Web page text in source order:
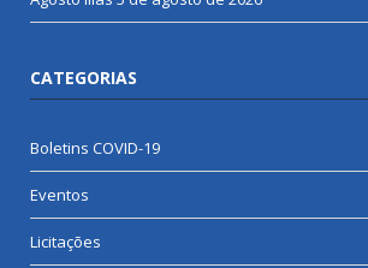
CATEGORIAS
Boletins COVID-19
Eventos
Licitações